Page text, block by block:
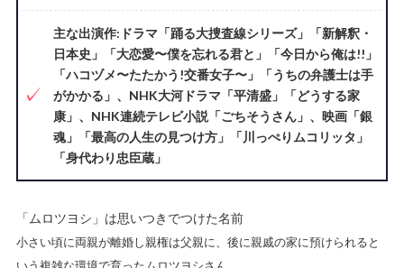
主な出演作:ドラマ「踊る大捜査線シリーズ」「新解釈・
日本史」「大恋愛〜僕を忘れる君と」「今日から俺は!!」
「ハコヅメ〜たたかう!交番女子〜」「うちの弁護士は手
がかかる」、NHK大河ドラマ「平清盛」「どうする家
康」、NHK連続テレビ小説「ごちそうさん」、映画「銀
魂」「最高の人生の見つけ方」「川っぺりムコリッタ」
「身代わり忠臣蔵」
「ムロツヨシ」は思いつきでつけた名前
小さい頃に両親が離婚し親権は父親に、後に親戚の家に預けられると
いう複雑な環境で育ったムロツヨシさん。